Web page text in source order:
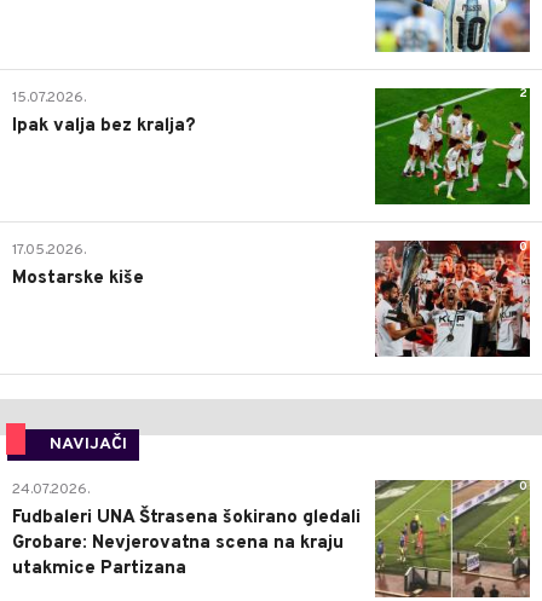
2
15.07.2026.
Ipak valja bez kralja?
0
17.05.2026.
Mostarske kiše
NAVIJAČI
0
24.07.2026.
Fudbaleri UNA Štrasena šokirano gledali
Grobare: Nevjerovatna scena na kraju
utakmice Partizana